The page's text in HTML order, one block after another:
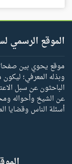
الموقع الرسمي
موقع يحوي بين
وبذله المعرفي؛
الباحثون عن سبل
عن الشيخ وأحواله
أسئلة الناس وقضايا